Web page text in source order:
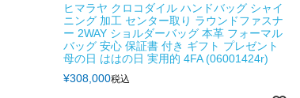
ヒマラヤ クロコダイル ハンドバッグ シャイ
ニング 加工 センター取り ラウンドファスナ
ー 2WAY ショルダーバッグ 本革 フォーマル
バッグ 安心 保証書 付き ギフト プレゼント
母の日 ははの日 実用的 4FA (06001424r)
¥308,000税込